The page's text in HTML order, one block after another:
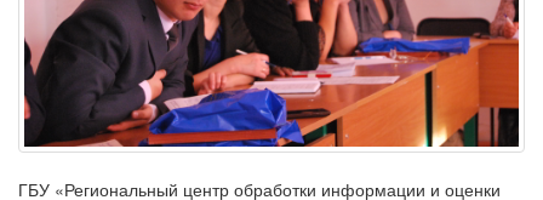
ГБУ «Региональный центр обработки информации и оценки